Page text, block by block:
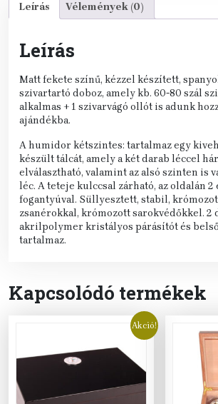
Leírás Vélemények (0)
Leírás
Matt fekete színű, kézzel készített,
szivartartó doboz, amely kb. 60-80 szál
alkalmas + 1 szivarvágó ollót is adunk
ajándékba.
A humidor kétszintes: tartalmaz egy
készült tálcát, amely a két darab léccel
elválasztható, valamint az alsó szinten is
léc. A teteje kulccsal zárható, az oldalán 2
fogantyúval. Süllyesztett, stabil,
zsanérokkal, krómozott sarokvédőkkel. 2
akrilpolymer kristályos párásítót és
tartalmaz.
Kapcsolódó termékek
Akció!